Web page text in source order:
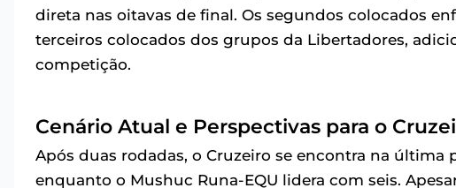
direta nas oitavas de final. Os segundos colocados
terceiros colocados dos grupos da Libertadores,
competição.
Cenário Atual e Perspectivas para o
Após duas rodadas, o Cruzeiro se encontra na
enquanto o Mushuc Runa-EQU lidera com seis.